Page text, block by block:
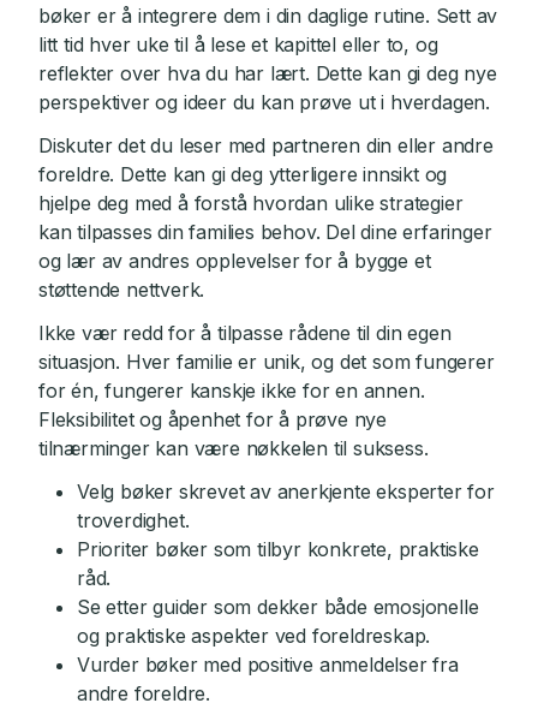
bøker er å integrere dem i din daglige rutine. Sett av
litt tid hver uke til å lese et kapittel eller to, og
reflekter over hva du har lært. Dette kan gi deg nye
perspektiver og ideer du kan prøve ut i hverdagen.
Diskuter det du leser med partneren din eller andre
foreldre. Dette kan gi deg ytterligere innsikt og
hjelpe deg med å forstå hvordan ulike strategier
kan tilpasses din families behov. Del dine erfaringer
og lær av andres opplevelser for å bygge et
støttende nettverk.
Ikke vær redd for å tilpasse rådene til din egen
situasjon. Hver familie er unik, og det som fungerer
for én, fungerer kanskje ikke for en annen.
Fleksibilitet og åpenhet for å prøve nye
tilnærminger kan være nøkkelen til suksess.
Velg bøker skrevet av anerkjente eksperter for
troverdighet.
Prioriter bøker som tilbyr konkrete, praktiske
råd.
Se etter guider som dekker både emosjonelle
og praktiske aspekter ved foreldreskap.
Vurder bøker med positive anmeldelser fra
andre foreldre.